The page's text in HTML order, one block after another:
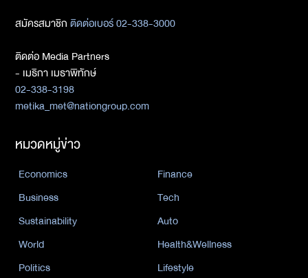
สมัครสมาชิกติดต่อเบอร์ 02-338-3000
ติดต่อ Media Partners
- เมธิกา เมธาพิทักษ์
02-338-3198
metika_met@nationgroup.com
หมวดหมู่ข่าว
Economics
Finance
Business
Tech
Sustainability
Auto
World
Health&Wellness
Politics
Lifestyle